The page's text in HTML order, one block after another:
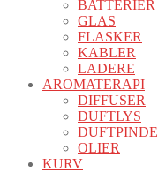
BATTERIER
GLAS
FLASKER
KABLER
LADERE
AROMATERAPI
DIFFUSER
DUFTLYS
DUFTPINDE
OLIER
KURV